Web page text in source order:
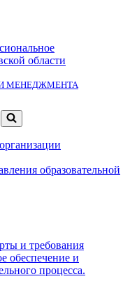
области
МЕНЕДЖМЕНТА
образовательной
и требования
обеспечение и
процесса.